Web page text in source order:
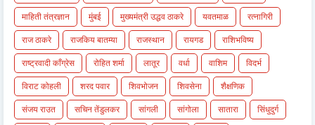
माहिती तंत्रज्ञान
मुंबई मुख्यमंत्री उद्धव ठाकरे यवतमाळ
रत्नागिरी
राज ठाकरे
राजकिय बातम्या राजस्थान रायगड
राशिभविष्य
राष्ट्रवादी काँग्रेस
रोहित शर्मा लातूर वर्धा वाशिम
विदर्भ
विराट कोहली
शरद पवार शिवभोजन शिवसेना
शैक्षणिक
संजय राउत
सचिन तेंडुलकर सांगली सांगोला सातारा
सिंधुदुर्ग